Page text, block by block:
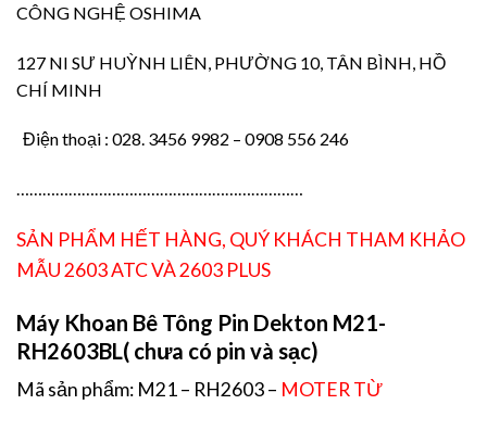
CÔNG NGHỆ OSHIMA
127 NI SƯ HUỲNH LIÊN, PHƯỜNG 10, TÂN BÌNH, HỒ
CHÍ MINH
Điện thoại : 028. 3456 9982 – 0908 556 246
…………………………………………………………
SẢN PHẨM HẾT HÀNG, QUÝ KHÁCH THAM KHẢO
MẪU 2603 ATC VÀ 2603 PLUS
Máy Khoan Bê Tông Pin Dekton M21-
RH2603BL( chưa có pin và sạc)
Mã sản phẩm: M21 – RH2603 – MOTER TỪ